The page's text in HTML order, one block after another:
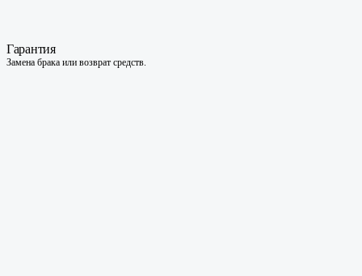
Гарантия
Замена брака или возврат средств.